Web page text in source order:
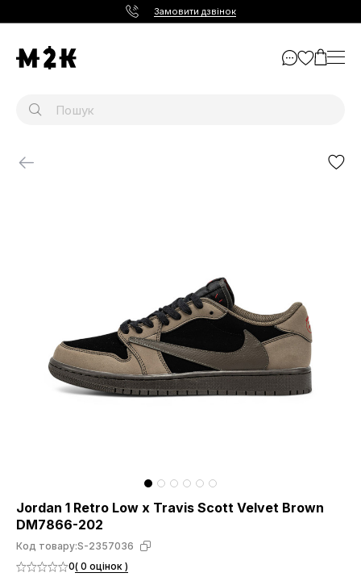
Замовити дзвінок
Jordan 1 Retro Low x Travis Scott Velvet Brown
DM7866-202
Код товару:S-2357036
0( 0 оцінок )